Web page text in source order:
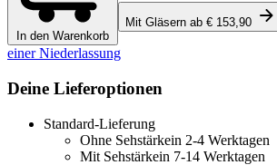
In den Warenkorb
Mit Gläsern ab € 153,90
einer Niederlassung
Deine Lieferoptionen
Standard-Lieferung
Ohne Sehstärkein 2-4 Werktagen
Mit Sehstärkein 7-14 Werktagen